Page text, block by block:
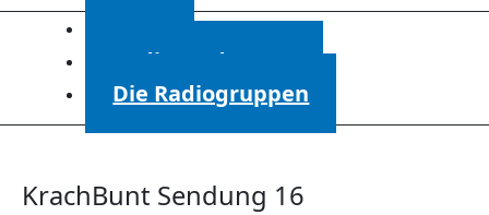
Radiosendungen
Die Radiogruppen
KrachBunt Sendung 16